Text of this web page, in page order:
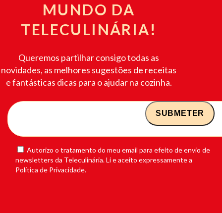
MUNDO DA
TELECULINÁRIA!
Queremos partilhar consigo todas as
novidades, as melhores sugestões de receitas
e fantásticas dicas para o ajudar na cozinha.
Autorizo o tratamento do meu email para efeito de envio de
newsletters da Teleculinária. Li e aceito expressamente a
Política de Privacidade.